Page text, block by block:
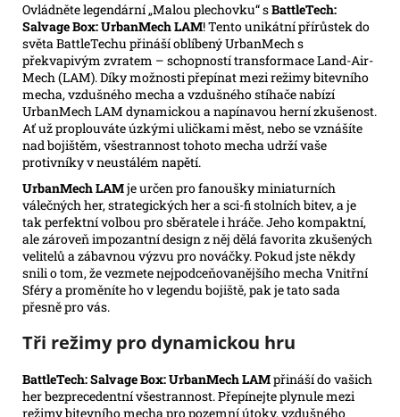
Ovládněte legendární „Malou plechovku“ sBattleTech:
Salvage Box: UrbanMech LAM! Tento unikátní přírůstek do
světa BattleTechu přináší oblíbený UrbanMech s
překvapivým zvratem – schopností transformace Land-Air-
Mech (LAM). Díky možnosti přepínat mezi režimy bitevního
mecha, vzdušného mecha a vzdušného stíhače nabízí
UrbanMech LAM dynamickou a napínavou herní zkušenost.
Ať už proplouváte úzkými uličkami měst, nebo se vznášíte
nad bojištěm, všestrannost tohoto mecha udrží vaše
protivníky v neustálém napětí.
UrbanMech LAMje určen pro fanoušky miniaturních
válečných her, strategických her a sci-fi stolních bitev, a je
tak perfektní volbou pro sběratele i hráče. Jeho kompaktní,
ale zároveň impozantní design z něj dělá favorita zkušených
velitelů a zábavnou výzvu pro nováčky. Pokud jste někdy
snili o tom, že vezmete nejpodceňovanějšího mecha Vnitřní
Sféry a proměníte ho v legendu bojiště, pak je tato sada
přesně pro vás.
Tři režimy pro dynamickou hru
BattleTech: Salvage Box: UrbanMech LAMpřináší do vašich
her bezprecedentní všestrannost. Přepínejte plynule mezi
režimy bitevního mecha pro pozemní útoky, vzdušného
SWU
05:
LEGENDS
OF
THE
FORCE
BOOSTER
99
Kč
Původně:
109
Kč